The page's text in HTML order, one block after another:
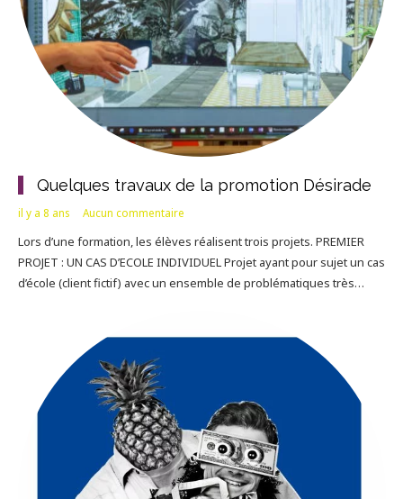
Quelques travaux de la promotion Désirade
il y a 8 ans Aucun commentaire
Lors d’une formation, les élèves réalisent trois projets. PREMIER
PROJET : UN CAS D’ECOLE INDIVIDUEL Projet ayant pour sujet un cas
d’école (client fictif) avec un ensemble de problématiques très…